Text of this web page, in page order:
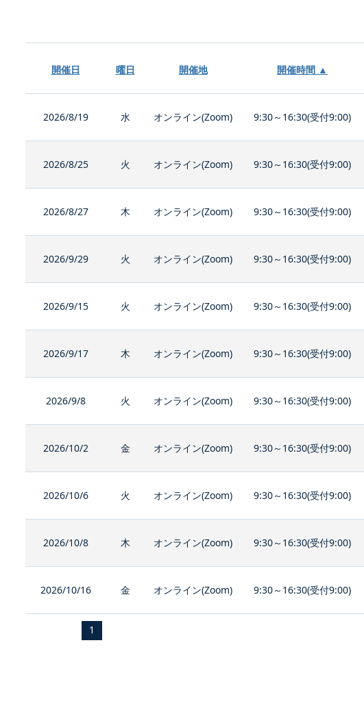
開催日 曜日 開催地 開催時間 ▲
2026/8/19 水 オンライン(Zoom) 9:30～16:30(受付9:00)
2026/8/25 火 オンライン(Zoom) 9:30～16:30(受付9:00)
2026/8/27 木 オンライン(Zoom) 9:30～16:30(受付9:00)
2026/9/29 火 オンライン(Zoom) 9:30～16:30(受付9:00)
2026/9/15 火 オンライン(Zoom) 9:30～16:30(受付9:00)
2026/9/17 木 オンライン(Zoom) 9:30～16:30(受付9:00)
2026/9/8 火 オンライン(Zoom) 9:30～16:30(受付9:00)
2026/10/2 金 オンライン(Zoom) 9:30～16:30(受付9:00)
2026/10/6 火 オンライン(Zoom) 9:30～16:30(受付9:00)
2026/10/8 木 オンライン(Zoom) 9:30～16:30(受付9:00)
2026/10/16 金 オンライン(Zoom) 9:30～16:30(受付9:00)
1